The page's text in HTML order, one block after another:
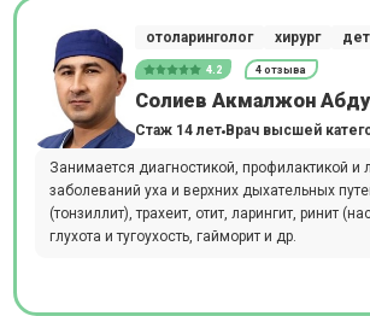
отоларинголог хирург
4.2 4 отзыва
Солиев Акмалжон
Стаж 14 лет Врач высшей
Занимается диагностикой, профилактикой и
заболеваний уха и верхних дыхательных
(тонзиллит), трахеит, отит, ларингит, ринит
глухота и тугоухость, гайморит и др.